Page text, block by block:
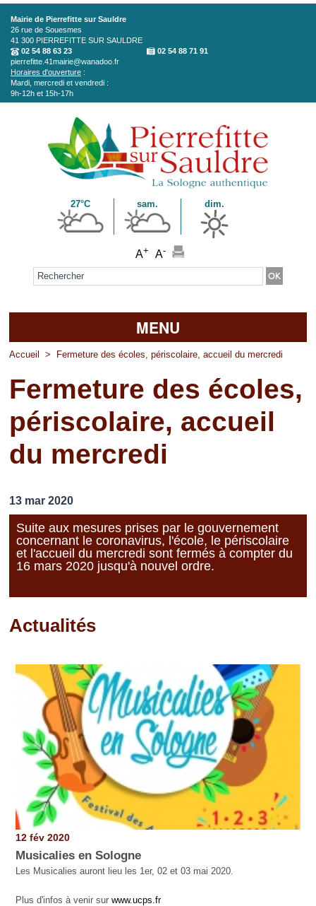
Aller au contenu principal
Mairie de Pierrefitte sur Sauldre
26 rue de Souesmes
41 300 PIERREFITTE SUR SAULDRE
02 54 88 63 23
02 54 88 71 91
pierrefitte.41mairie@wanadoo.fr
Horaires d'ouverture :
Mardi, mercredi et vendredi :
9h-12h et 15h-17h
27°C sam. dim.
A+ A-
Formulaire de recherche
MENU
Accueil
La mairie
Découvrir Pierrefitte
Vie pratique
Accueil > Fermeture des écoles, périscolaire, accueil du mercredi
Fermeture des écoles,
périscolaire, accueil
du mercredi
13 mar 2020
Suite aux mesures prises par le gouvernement
concernant le coronavirus, l'école, le périscolaire
et l'accueil du mercredi sont fermés à compter du
16 mars 2020 jusqu'à nouvel ordre.
Actualités
12 fév 2020
Musicalies en Sologne
Les Musicalies auront lieu les 1er, 02 et 03 mai 2020.
Plus d'infos à venir sur www.ucps.fr
Pages